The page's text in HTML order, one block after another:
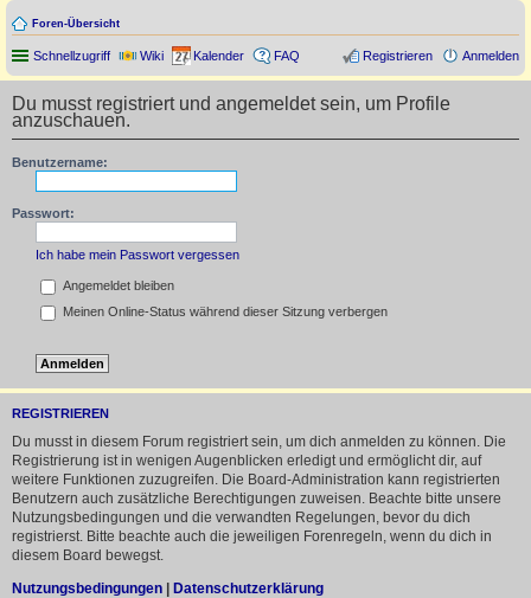
Foren-Übersicht
Schnellzugriff Wiki Kalender FAQ Anmelden
Registrieren
Du musst registriert und angemeldet sein, um Profile
anzuschauen.
Benutzername:
Passwort:
Ich habe mein Passwort vergessen
Angemeldet bleiben
Meinen Online-Status während dieser Sitzung verbergen
REGISTRIEREN
Du musst in diesem Forum registriert sein, um dich anmelden zu können. Die
Registrierung ist in wenigen Augenblicken erledigt und ermöglicht dir, auf
weitere Funktionen zuzugreifen. Die Board-Administration kann registrierten
Benutzern auch zusätzliche Berechtigungen zuweisen. Beachte bitte unsere
Nutzungsbedingungen und die verwandten Regelungen, bevor du dich
registrierst. Bitte beachte auch die jeweiligen Forenregeln, wenn du dich in
diesem Board bewegst.
Nutzungsbedingungen | Datenschutzerklärung